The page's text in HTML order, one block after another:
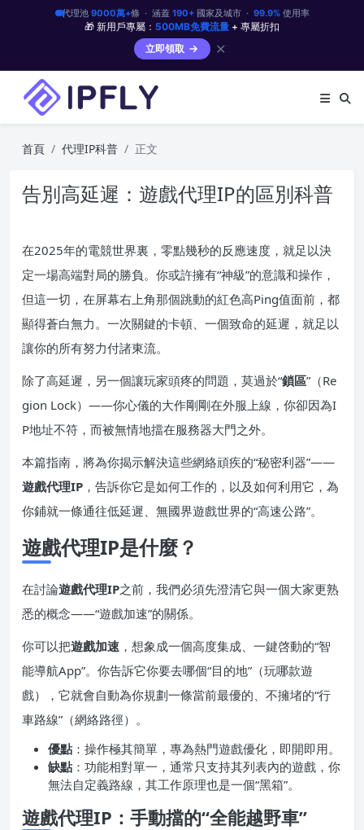
代理池 9000萬+條 · 涵蓋 190+國家及城市 · 99.9%使用率
🎁 新用戶專屬： 500MB免費流量 + 專屬折扣
立即領取
✕
首頁 代理IP科普 正文
告別高延遲：遊戲代理IP的區別科普
在2025年的電競世界裏，零點幾秒的反應速度，就足以決
定一場高端對局的勝負。你或許擁有“神級”的意識和操作，
但這一切，在屏幕右上角那個跳動的紅色高Ping值面前，都
顯得蒼白無力。一次關鍵的卡頓、一個致命的延遲，就足以
讓你的所有努力付諸東流。
除了高延遲，另一個讓玩家頭疼的問題，莫過於“鎖區”（Re
gion Lock）——你心儀的大作剛剛在外服上線，你卻因為I
P地址不符，而被無情地擋在服務器大門之外。
本篇指南，將為你揭示解決這些網絡頑疾的“秘密利器”——
遊戲代理IP ，告訴你它是如何工作的，以及如何利用它，為
你鋪就一條通往低延遲、無國界遊戲世界的“高速公路”。
遊戲代理IP是什麼？
在討論遊戲代理IP之前，我們必須先澄清它與一個大家更熟
悉的概念——“遊戲加速”的關係。
你可以把遊戲加速 ，想象成一個高度集成、一鍵啓動的“智
能導航App”。你告訴它你要去哪個“目的地”（玩哪款遊
戲），它就會自動為你規劃一條當前最優的、不擁堵的“行
車路線”（網絡路徑）。
優點 ：操作極其簡單，專為熱門遊戲優化，即開即用。
缺點 ：功能相對單一，通常只支持其列表內的遊戲，你
無法自定義路線，其工作原理也是一個“黑箱”。
遊戲代理IP：手動擋的“全能越野車”